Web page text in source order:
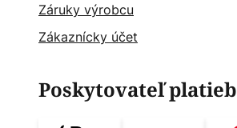
Záruky výrobcu
Zákaznícky účet
Poskytovateľ platieb